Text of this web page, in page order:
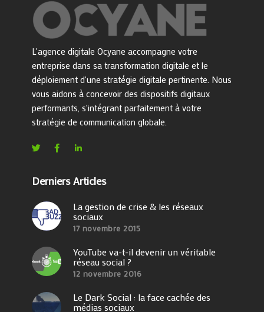
L'agence digitale Ocyane accompagne votre
entreprise dans sa transformation digitale et le
déploiement d'une stratégie digitale pertinente. Nous
vous aidons à concevoir des dispositifs digitaux
performants, s'intégrant parfaitement à votre
stratégie de communication globale.
Derniers Articles
La gestion de crise & les réseaux
sociaux
17 novembre 2015
YouTube va-t-il devenir un véritable
réseau social ?
12 novembre 2016
Le Dark Social : la face cachée des
médias sociaux